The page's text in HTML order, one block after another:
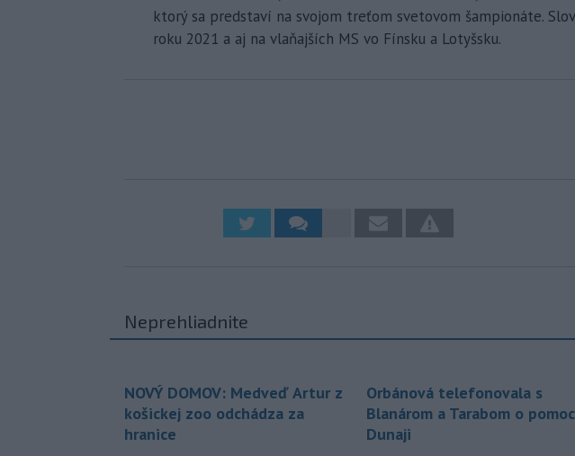
ktorý sa predstaví na svojom treťom svetovom šampionáte.
roku 2021 a aj na vlaňajších MS vo Fínsku a Lotyšsku.
Neprehliadnite
NOVÝ DOMOV: Medveď Artur z
košickej zoo odchádza za
hranice
Orbánová telefonovala s
Blanárom a Tarabom o
Dunaji